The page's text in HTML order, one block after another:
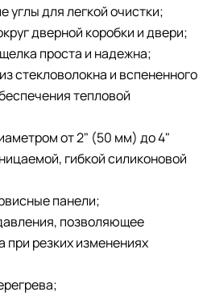
углы для легкой очистки;
дверной коробки и двери;
проста и надежна;
стекловолокна и вспененного
тепловой
от 2" (50 мм) до 4"
гибкой силиконовой
панели;
позволяющее
при резких изменениях